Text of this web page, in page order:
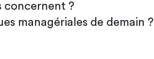
concernent ?
managériales de demain ?